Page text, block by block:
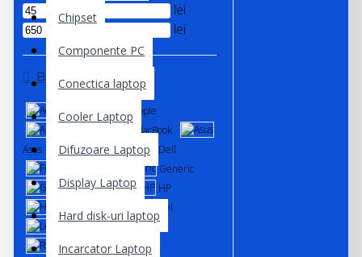
Chipset
Componente PC
Conectica laptop
Cooler Laptop
Difuzoare Laptop
Display Laptop
Hard disk-uri laptop
Incarcator Laptop
lei
lei
BRANDS
Acer
Apple
Apple MacBook
Asus
Clevo
Dell
Generic
Gigabyte
HP
Intel
Lenovo
MSI
Replacement